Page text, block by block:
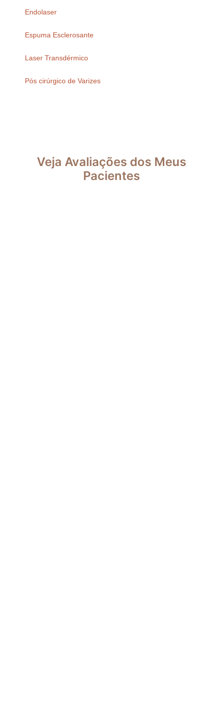
Endolaser
Espuma Esclerosante
Laser Transdérmico
Pós cirúrgico de Varizes
Veja Avaliações dos Meus
Pacientes